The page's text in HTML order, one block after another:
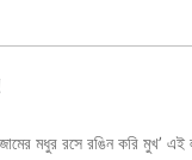
মধুর রসে রঙিন করি মুখ’